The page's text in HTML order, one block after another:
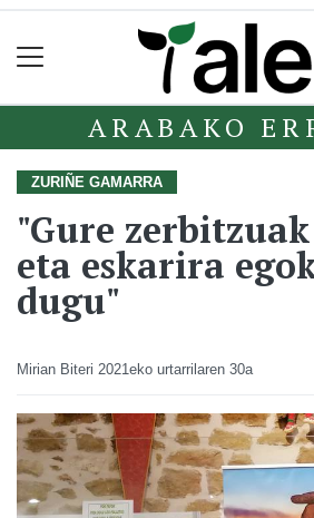
ARABAKO
ZURIÑE GAMARRA
"Gure
eta eskarira
dugu"
Mirian Biteri 2021eko urtarrilaren 30a